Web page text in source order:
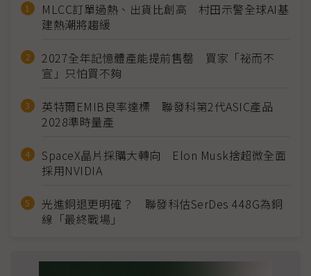
MLCC訂單過熱、出貨比創高 村田示警全球AI基
建熱潮將趨緩
2027全年記憶體產能提前售罄 買家「祕而不
宣」只怕買不夠
英特爾EMIB良率達標 聯發科第2代ASIC產品
2028準時量產
SpaceX晶片採購大轉向 Elon Musk捨超微全面
採用NVIDIA
光進銅退更明確？ 聯發科估SerDes 448G為銅
線「最終戰場」